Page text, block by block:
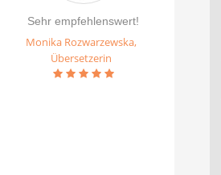
Sehr empfehlenswert!
Monika Rozwarzewska,
Übersetzerin